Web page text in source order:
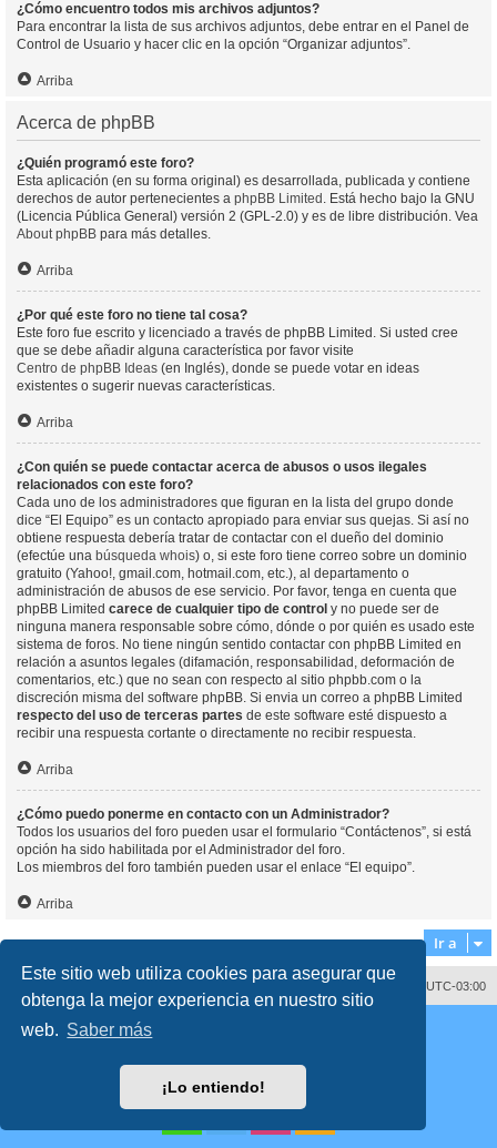
Este sitio web utiliza cookies para asegurar que
obtenga la mejor experiencia en nuestro sitio
web. Saber más
¡Lo entiendo!
¿Cómo encuentro todos mis archivos adjuntos?
Para encontrar la lista de sus archivos adjuntos, debe entrar en el Panel de
Control de Usuario y hacer clic en la opción “Organizar adjuntos”.
Arriba
Acerca de phpBB
¿Quién programó este foro?
Esta aplicación (en su forma original) es desarrollada, publicada y contiene
derechos de autor pertenecientes a phpBB Limited . Está hecho bajo la GNU
(Licencia Pública General) versión 2 (GPL-2.0) y es de libre distribución. Vea
About phpBB para más detalles.
Arriba
¿Por qué este foro no tiene tal cosa?
Este foro fue escrito y licenciado a través de phpBB Limited. Si usted cree
que se debe añadir alguna característica por favor visite
Centro de phpBB Ideas (en Inglés), donde se puede votar en ideas
existentes o sugerir nuevas características.
Arriba
¿Con quién se puede contactar acerca de abusos o usos ilegales
relacionados con este foro?
Cada uno de los administradores que figuran en la lista del grupo donde
dice “El Equipo” es un contacto apropiado para enviar sus quejas. Si así no
obtiene respuesta debería tratar de contactar con el dueño del dominio
(efectúe una búsqueda whois) o, si este foro tiene correo sobre un dominio
gratuito (Yahoo!, gmail.com, hotmail.com, etc.), al departamento o
administración de abusos de ese servicio. Por favor, tenga en cuenta que
phpBB Limited carece de cualquier tipo de control y no puede ser de
ninguna manera responsable sobre cómo, dónde o por quién es usado este
sistema de foros. No tiene ningún sentido contactar con phpBB Limited en
relación a asuntos legales (difamación, responsabilidad, deformación de
comentarios, etc.) que no sean con respecto al sitio phpbb.com o la
discreción misma del software phpBB. Si envia un correo a phpBB Limited
respecto del uso de terceras partes de este software esté dispuesto a
recibir una respuesta cortante o directamente no recibir respuesta.
Arriba
¿Cómo puedo ponerme en contacto con un Administrador?
Todos los usuarios del foro pueden usar el formulario “Contáctenos”, si está
opción ha sido habilitada por el Administrador del foro.
Los miembros del foro también pueden usar el enlace “El equipo”.
Arriba
Ir a
Todos los horarios son UTC-03:00
Borrar cookies
Desarrollado por
® Forum Software © phpBB Limited
Traducción al español porphpBB España
Condiciones